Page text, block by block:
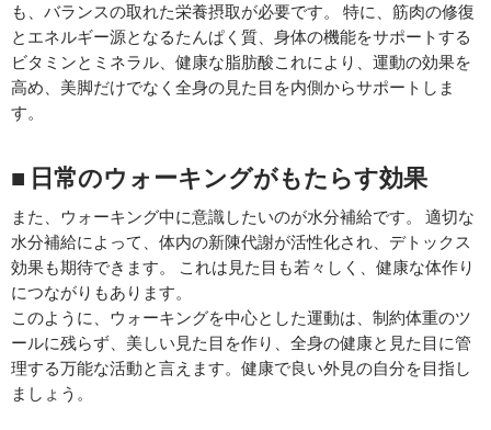
も、バランスの取れた栄養摂取が必要です。 特に、筋肉の修復
とエネルギー源となるたんぱく質、身体の機能をサポートする
ビタミンとミネラル、健康な脂肪酸これにより、運動の効果を
高め、美脚だけでなく全身の見た目を内側からサポートしま
す。
■ 日常のウォーキングがもたらす効果
また、ウォーキング中に意識したいのが水分補給です。 適切な
水分補給によって、体内の新陳代謝が活性化され、デトックス
効果も期待できます。 これは見た目も若々しく、健康な体作り
につながりもあります。
このように、ウォーキングを中心とした運動は、制約体重のツ
ールに残らず、美しい見た目を作り、全身の健康と見た目に管
理する万能な活動と言えます。健康で良い外見の自分を目指し
ましょう。